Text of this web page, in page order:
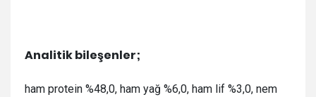
Analitik bileşenler;
ham protein %48,0, ham yağ %6,0, ham lif %3,0, nem